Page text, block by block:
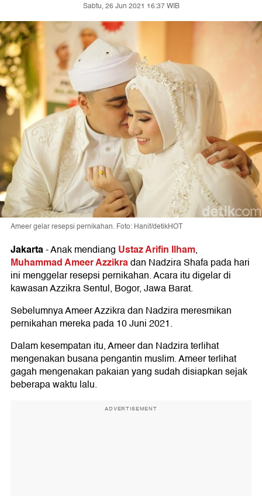
Sabtu, 26 Jun 2021 16:37 WIB
Ameer gelar resepsi pernikahan. Foto: Hanif/detikHOT
Jakarta-Anak mendiang Ustaz Arifin Ilham,
Muhammad Ameer Azzikradan Nadzira Shafa pada hari
ini menggelar resepsi pernikahan. Acara itu digelar di
kawasan Azzikra Sentul, Bogor, Jawa Barat.
Sebelumnya Ameer Azzikra dan Nadzira meresmikan
pernikahan mereka pada 10 Juni 2021.
Dalam kesempatan itu, Ameer dan Nadzira terlihat
mengenakan busana pengantin muslim. Ameer terlihat
gagah mengenakan pakaian yang sudah disiapkan sejak
beberapa waktu lalu.
ADVERTISEMENT